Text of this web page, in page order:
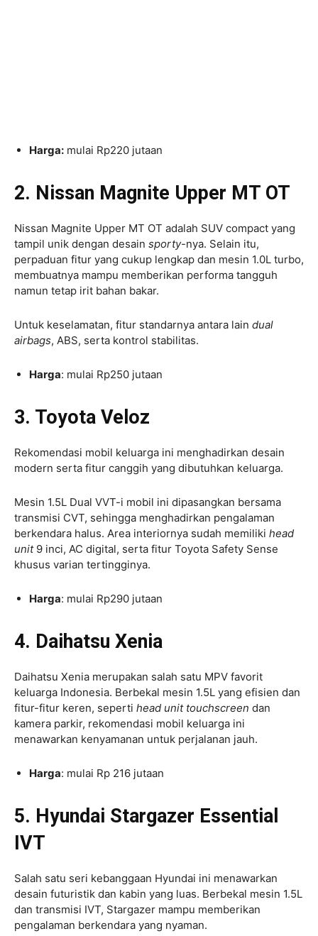
Harga: mulai Rp220 jutaan
2. Nissan Magnite Upper MT OT
Nissan Magnite Upper MT OT adalah SUV compact yang
tampil unik dengan desain sporty-nya. Selain itu,
perpaduan fitur yang cukup lengkap dan mesin 1.0L turbo,
membuatnya mampu memberikan performa tangguh
namun tetap irit bahan bakar.
Untuk keselamatan, fitur standarnya antara lain dual
airbags, ABS, serta kontrol stabilitas.
Harga: mulai Rp250 jutaan
3. Toyota Veloz
Rekomendasi mobil keluarga ini menghadirkan desain
modern serta fitur canggih yang dibutuhkan keluarga.
Mesin 1.5L Dual VVT-i mobil ini dipasangkan bersama
transmisi CVT, sehingga menghadirkan pengalaman
berkendara halus. Area interiornya sudah memiliki head
unit 9 inci, AC digital, serta fitur Toyota Safety Sense
khusus varian tertingginya.
Harga: mulai Rp290 jutaan
4. Daihatsu Xenia
Daihatsu Xenia merupakan salah satu MPV favorit
keluarga Indonesia. Berbekal mesin 1.5L yang efisien dan
fitur-fitur keren, seperti head unit touchscreen dan
kamera parkir, rekomendasi mobil keluarga ini
menawarkan kenyamanan untuk perjalanan jauh.
Harga: mulai Rp 216 jutaan
5. Hyundai Stargazer Essential
IVT
Salah satu seri kebanggaan Hyundai ini menawarkan
desain futuristik dan kabin yang luas. Berbekal mesin 1.5L
dan transmisi IVT, Stargazer mampu memberikan
pengalaman berkendara yang nyaman.